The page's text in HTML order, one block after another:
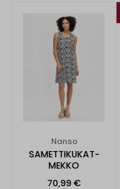
Nanso
SAMETTIKUKAT-
MEKKO
70,99 €